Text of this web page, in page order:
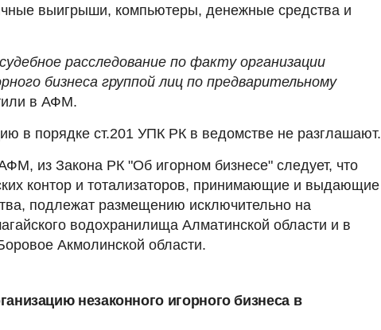
выигрыши, компьютеры, денежные средства и
расследование по факту организации
бизнеса группой лиц по предварительному
в АФМ.
в порядке ст.201 УПК РК в ведомстве не разглашают.
из Закона РК "Об игорном бизнесе" следует, что
контор и тотализаторов, принимающие и выдающие
подлежат размещению исключительно на
водохранилища Алматинской области и в
Акмолинской области.
незаконного игорного бизнеса в